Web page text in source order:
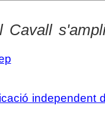
Cavall
independent